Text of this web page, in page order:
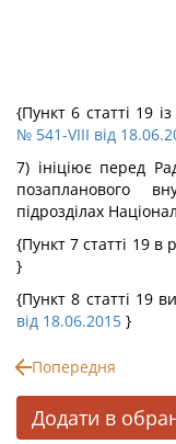
{Пункт 6 статті 19
№ 541-VIII від
7) ініціює перед
позапланового
підрозділах
{Пункт 7 статті 19 в
}
{Пункт 8 статті 19
від 18.06.2015 }
Попередня
Додати в